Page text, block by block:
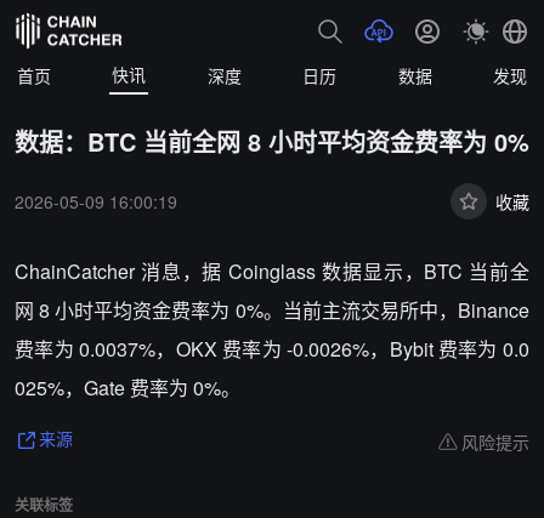
首页 快讯 深度 日历 数据 发现
数据：BTC 当前全网 8 小时平均资金费率为 0%
2026-05-09 16:00:19 收藏
ChainCatcher 消息，据 Coinglass 数据显示，BTC 当前全
网 8 小时平均资金费率为 0%。当前主流交易所中，Binance
费率为 0.0037%，OKX 费率为 -0.0026%，Bybit 费率为 0.0
025%，Gate 费率为 0%。
来源 风险提示
关联标签